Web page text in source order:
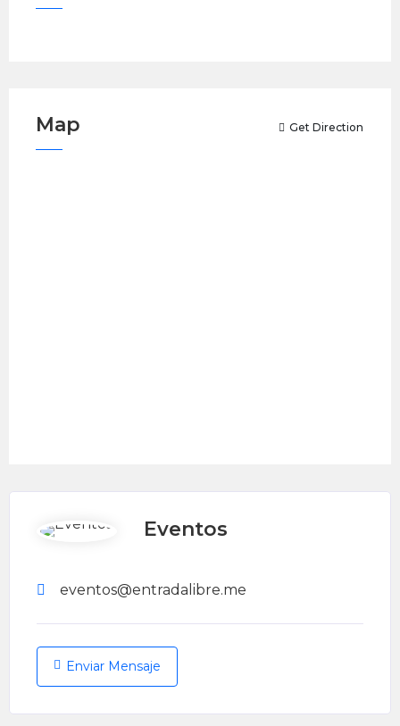
Map Get Direction
Eventos
eventos@entradalibre.me
Enviar Mensaje